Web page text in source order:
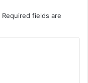
Required fields are